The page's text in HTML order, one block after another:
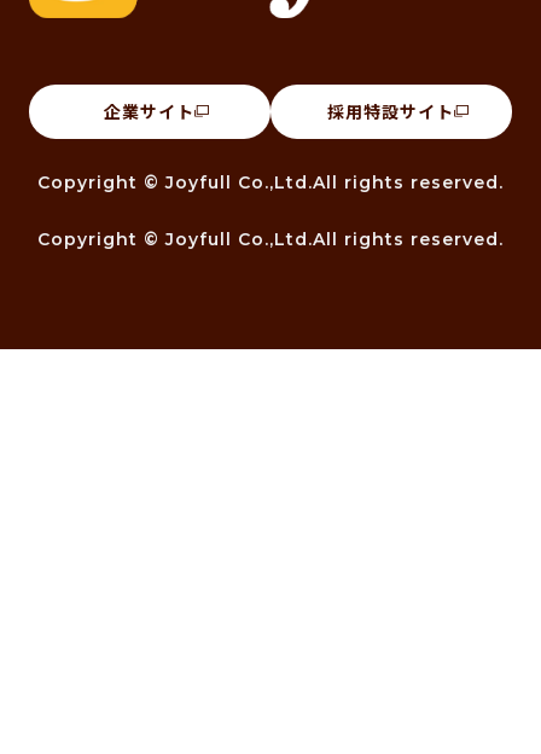
企業サイト 採用特設サイト
Copyright © Joyfull Co.,Ltd.All rights reserved.
Copyright © Joyfull Co.,Ltd.All rights reserved.